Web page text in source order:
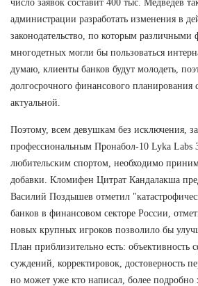
число заявок составит 400 тыс. Медведев
администрации разработать изменения в
законодательство, по которым
многодетных могли бы пользоваться
думаю, клиенты банков будут молодеть,
долгосрочного финансового планирования
актуальной.
Поэтому, всем девушкам без исключения,
профессиональным Пронабол-10 Lyka Labs
любительским спортом, необходимо
добавки. Кломифен Цитрат Кандалакша
Василий Поздышев отметил
банков в финансовом секторе России,
новых крупных игроков позволило бы
План приблизительно есть: объективность
суждений, корректировок, достоверность
но может уже кто написал, более подробно